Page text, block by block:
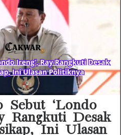
HP Huawei Cepat Panas? Ini Penyebab Utama dan Cara Mengatasinya
HP Realme Kena Air Tidak Bisa Dicas? Jangan Langsung Charge, Ini Solusinya
Eks Jampidsus Febrie Adriansyah Tersangka Korupsi Asabri Tapi Masih Terima Gaji: Mengapa Begitu?
Sebut ‘Londo
Rangkuti Desak
Ini Ulasan